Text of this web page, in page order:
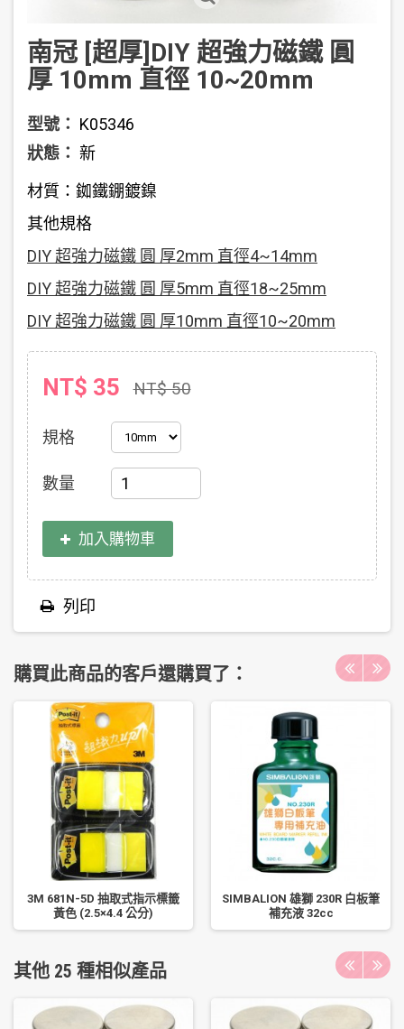
南冠 [超厚]DIY 超強力磁鐵 圓
厚 10mm 直徑 10~20mm
型號： K05346
狀態： 新
材質：銣鐵錋鍍鎳
其他規格
DIY 超強力磁鐵 圓 厚2mm 直徑4~14mm
DIY 超強力磁鐵 圓 厚5mm 直徑18~25mm
DIY 超強力磁鐵 圓 厚10mm 直徑10~20mm
NT$ 35 NT$ 50
規格
數量
加入購物車
列印
購買此商品的客戶還購買了：
3M 681N-5D 抽取式指示標籤
黃色 (2.5×4.4 公分)
SIMBALION 雄獅 230R 白板筆
補充液 32cc
其他 25 種相似產品